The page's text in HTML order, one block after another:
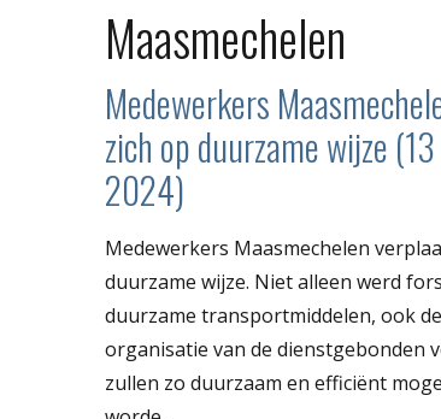
Maasmechelen
Medewerkers
zich op duurzame wijze
2024)
Medewerkers Maasmechelen
duurzame wijze. Niet alleen werd
duurzame transportmiddelen, ook
organisatie van de dienstgebonden
zullen zo duurzaam en efficiënt